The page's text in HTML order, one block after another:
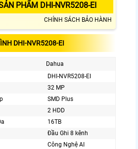
PHẨM DHI-NVR5208-EI
CHÍNH SÁCH BẢO HÀNH
DHI-NVR5208-EI
Dahua
DHI-NVR5208-EI
32 MP
SMD Plus
2 HDD
16TB
Đầu Ghi 8 kênh
Công Nghệ AI